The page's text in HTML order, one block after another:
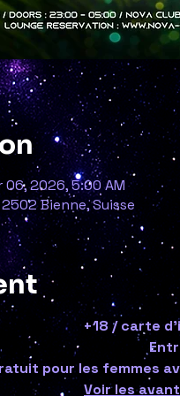
06, 2026, 5:00 AM
Bienne, Suisse
+18 / carte
pour les femmes
Voir les